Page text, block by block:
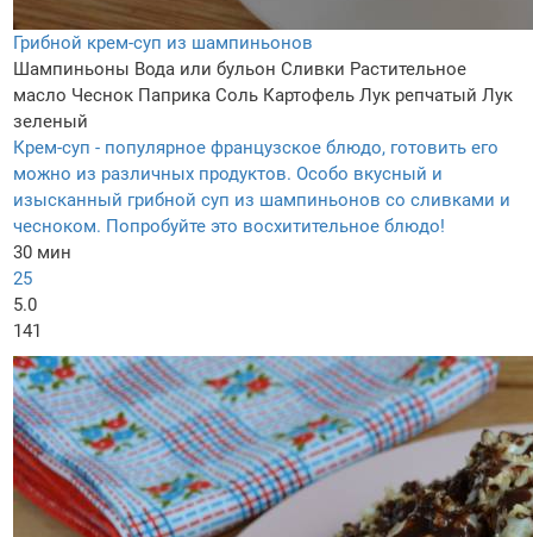
Грибной крем-суп из шампиньонов
Шампиньоны Вода или бульон Сливки Растительное
масло Чеснок Паприка Соль Картофель Лук репчатый Лук
зеленый
Крем-суп - популярное французское блюдо, готовить его
можно из различных продуктов. Особо вкусный и
изысканный грибной суп из шампиньонов со сливками и
чесноком. Попробуйте это восхитительное блюдо!
30 мин
25
5.0
141